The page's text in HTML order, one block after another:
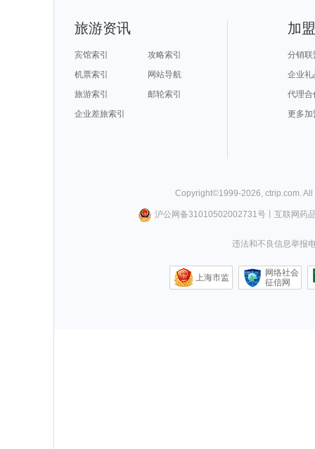
旅游资讯
宾馆索引
攻略索引
机票索引
网站导航
旅游索引
邮轮索引
企业差旅索引
加
分销联
企业礼
代理合
更多加
Copyright©1999-2026 ctrip.com .
沪公网备31010502002731号丨 互联网药
违法和不良信息举报
上海市监
网络社会
征信网